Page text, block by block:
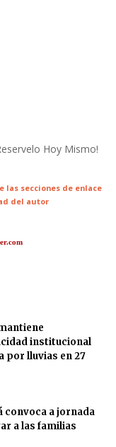
Hoy Mismo!
las secciones de enlace
del autor
institucional
por lluvias en 27
convoca a jornada
a las familias